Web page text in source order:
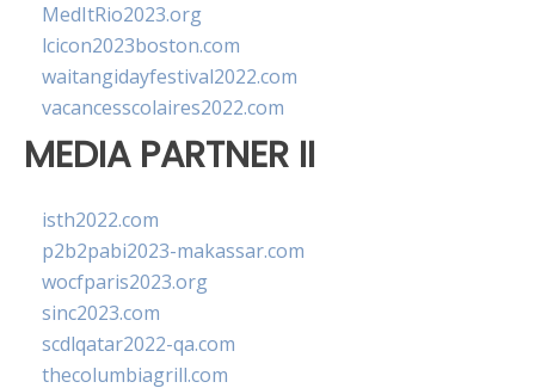
MedItRio2023.org
lcicon2023boston.com
waitangidayfestival2022.com
vacancesscolaires2022.com
MEDIA PARTNER II
isth2022.com
p2b2pabi2023-makassar.com
wocfparis2023.org
sinc2023.com
scdlqatar2022-qa.com
thecolumbiagrill.com